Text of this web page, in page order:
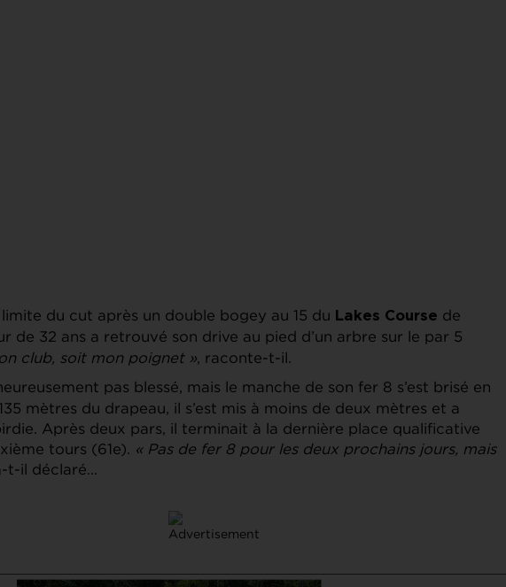
limite du cut après un double bogey au 15 du Lakes Course de
de 32 ans a retrouvé son drive au pied d’un arbre sur le par 5
club, soit mon poignet », raconte-t-il.
pas blessé, mais le manche de son fer 8 s’est brisé en
mètres du drapeau, il s’est mis à moins de deux mètres et a
Après deux pars, il terminait à la dernière place qualificative
tours (61e). « Pas de fer 8 pour les deux prochains jours, mais
t-il déclaré…